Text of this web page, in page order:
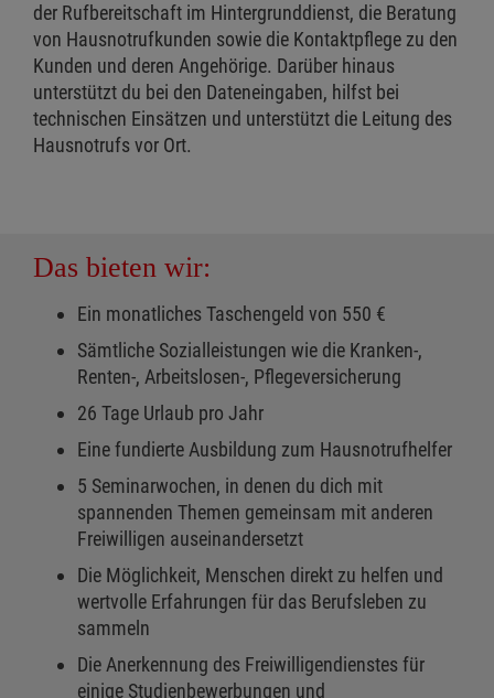
der Rufbereitschaft im Hintergrunddienst, die Beratung
von Hausnotrufkunden sowie die Kontaktpflege zu den
Kunden und deren Angehörige. Darüber hinaus
unterstützt du bei den Dateneingaben, hilfst bei
technischen Einsätzen und unterstützt die Leitung des
Hausnotrufs vor Ort.
Das bieten wir:
Ein monatliches Taschengeld von 550 €
Sämtliche Sozialleistungen wie die Kranken-,
Renten-, Arbeitslosen-, Pflegeversicherung
26 Tage Urlaub pro Jahr
Eine fundierte Ausbildung zum Hausnotrufhelfer
5 Seminarwochen, in denen du dich mit
spannenden Themen gemeinsam mit anderen
Freiwilligen auseinandersetzt
Die Möglichkeit, Menschen direkt zu helfen und
wertvolle Erfahrungen für das Berufsleben zu
sammeln
Die Anerkennung des Freiwilligendienstes für
einige Studienbewerbungen und